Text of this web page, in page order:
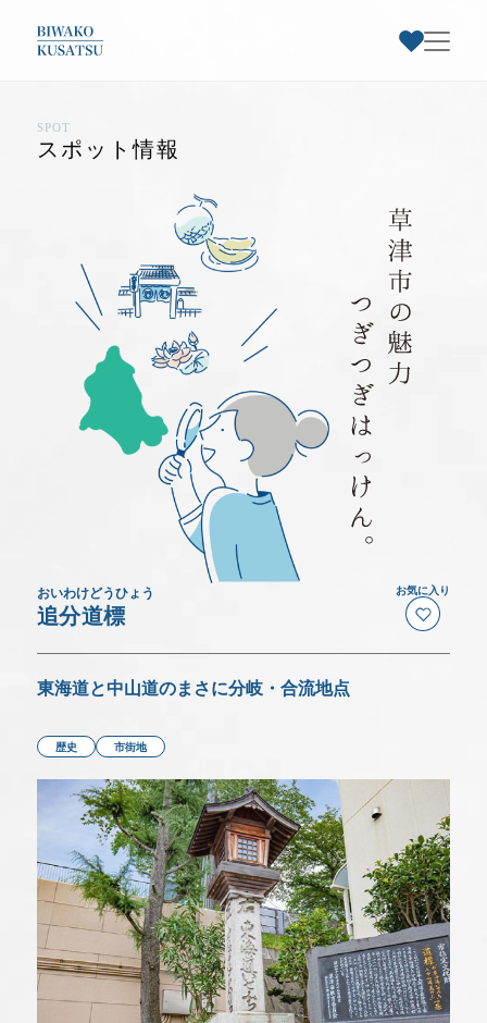
SPOT
スポット情報
おいわけどうひょう
追分道標
お気に入り
東海道と中山道のまさに分岐・合流地点
歴史 市街地
お気に入りスポット一覧
お気に入り登録された
スポットはありません
お気に入りのスポットを登録すると、
いつでもこの画面でチェックできます。
草津市早わかり
草津市特集
スポット情報
お知らせ・イベント
デジタルパンフレット
モデルコース
Language(Sightseeing)
バス駐車場予約について
事業者の皆さま(会員・旅行会社など)へ